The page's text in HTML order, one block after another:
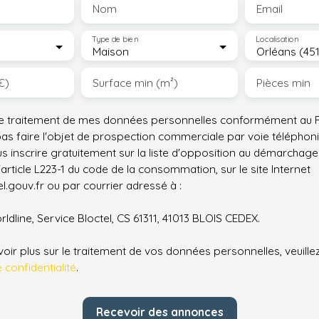
Nom Email
Maison
Type de bien
Orléans
Localisation
Surface min (m²) Pièces min
traitement de mes données personnelles conformément au
faire l'objet de prospection commerciale par voie
inscrire gratuitement sur la liste d'opposition au
L223-1 du code de la consommation, sur le site Internet
ou par courrier adressé à :
Service Bloctel, CS 61311, 41013 BLOIS CEDEX.
plus sur le traitement de vos données personnelles,
confidentialité.
Recevoir des annonces